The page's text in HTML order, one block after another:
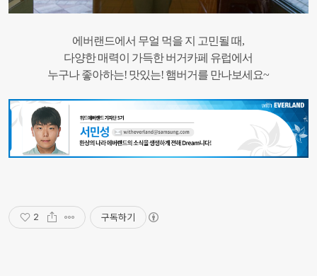
에버랜드에서 무얼 먹을 지 고민될 때,
다양한 매력이 가득한 버거카페 유럽에서
누구나 좋아하는! 맛있는! 햄버거를 만나보세요~
2 구독하기